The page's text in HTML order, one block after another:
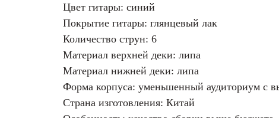
Цвет гитары: синий
Покрытие гитары: глянцевый лак
Количество струн: 6
Материал верхней деки: липа
Материал нижней деки: липа
Форма корпуса: уменьшенный аудиториум с
Страна изготовления: Китай